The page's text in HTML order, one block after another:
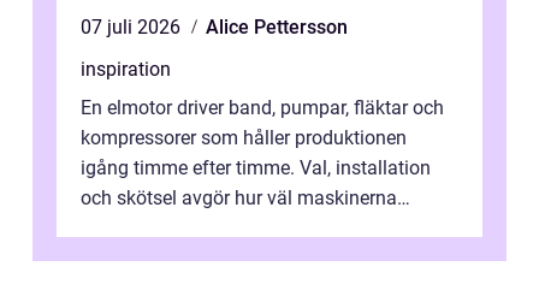
07 juli 2026
Alice Pettersson
inspiration
En elmotor driver band, pumpar, fläktar och
kompressorer som håller produktionen
igång timme efter timme. Val, installation
och skötsel avgör hur väl maskinerna